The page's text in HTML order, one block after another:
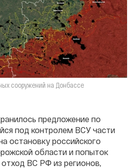
сооружений на Донбассе
предложение по
под контролем ВСУ части
остановку российского
области и попыток
ВС РФ из регионов,